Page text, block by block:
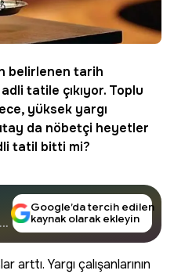
belirlenen tarih
adli tatile çıkıyor. Toplu
yüksek yargı
da nöbetçi heyetler
tatil bitti mi?
Google’da tercih edilen
kaynak olarak ekleyin
arttı. Yargı çalışanlarının